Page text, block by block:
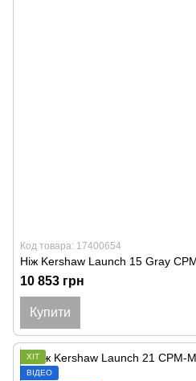
Код товара: 17400654
Ніж Kershaw Launch 15 Gray
10 853 грн
Купити
ХІТ
ВІДЕО